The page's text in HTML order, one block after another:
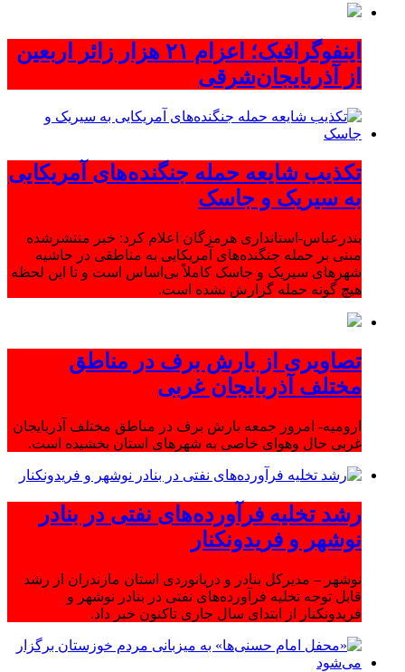
اینفوگرافیک؛ اعزام ۲۱ هزار زائر اربعین
از آذربایجان‌شرقی
تکذیب شایعه حمله جنگنده‌های آمریکایی
به سیریک و جاسک
بندرعباس-استانداری هرمزگان اعلام کرد: خبر منتشرشده
مبنی بر حمله جنگنده‌های آمریکایی به مناطقی در حاشیه
شهرهای سیریک و جاسک کاملاً بی‌اساس است و تا این لحظه
هیچ گونه حمله گزارش نشده است.
تصاویری از بارش برف در مناطق
مختلف آذربایجان غربی
ارومیه- امروز جمعه بارش برف در مناطق مختلف آذربایجان
غربی حال وهوای خاصی به شهرهای استان بخشیده است.
رشد تخلیه فرآورده‌های نفتی در بنادر
نوشهر و فریدونکنار
نوشهر – مدیرکل بنادر و دریانوردی استان مازندران از رشد
قابل توجه تخلیه فرآورده‌های نفتی در بنادر نوشهر و
فریدونکنار از ابتدای سال جاری تاکنون خبر داد.